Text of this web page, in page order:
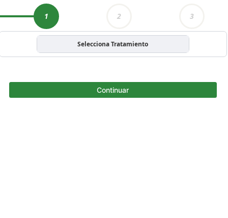
1 2 3
Selecciona Tratamiento
Continuar